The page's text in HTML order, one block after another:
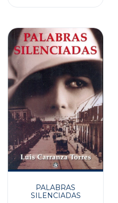
PALABRAS
SILENCIADAS